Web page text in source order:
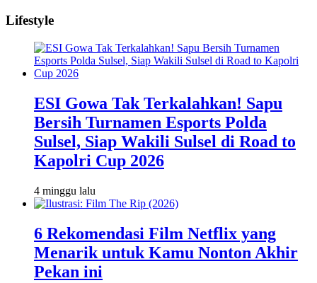
Lifestyle
ESI Gowa Tak Terkalahkan! Sapu
Bersih Turnamen Esports Polda
Sulsel, Siap Wakili Sulsel di Road to
Kapolri Cup 2026
4 minggu lalu
6 Rekomendasi Film Netflix yang
Menarik untuk Kamu Nonton Akhir
Pekan ini